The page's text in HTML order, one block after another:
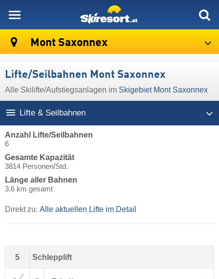
Mont Saxonnex
Lifte/Seilbahnen Mont Saxonnex
Alle Skilifte/Aufstiegsanlagen im Skigebiet Mont Saxonnex
Lifte & Seilbahnen
Anzahl Lifte/Seilbahnen
6
Gesamte Kapazität
3814 Personen/Std.
Länge aller Bahnen
3,6 km gesamt
Direkt zu: Alle aktuellen Lifte im Detail
5 Schlepplift